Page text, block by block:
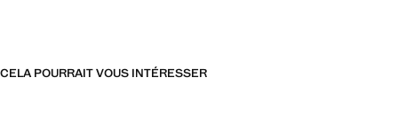
CELA POURRAIT VOUS INTÉRESSER